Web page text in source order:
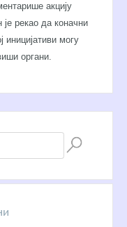
акцију
рекао да коначни
иницијативи могу
органи.